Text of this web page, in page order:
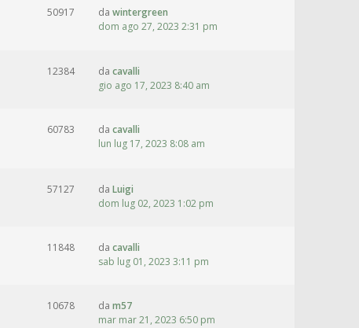
50917 da wintergreen
dom ago 27, 2023 2:31 pm
12384 da cavalli
gio ago 17, 2023 8:40 am
60783 da cavalli
lun lug 17, 2023 8:08 am
57127 da Luigi
dom lug 02, 2023 1:02 pm
11848 da cavalli
sab lug 01, 2023 3:11 pm
10678 da m57
mar mar 21, 2023 6:50 pm